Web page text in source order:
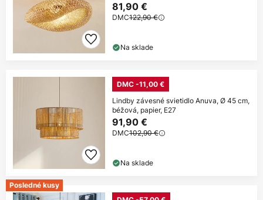
81,90 €
DMC122,90 €
Na sklade
DMC -11,00 €
Lindby závesné svietidlo Anuva, Ø 45 cm,
béžová, papier, E27
91,90 €
DMC102,90 €
Na sklade
Posledné kusy